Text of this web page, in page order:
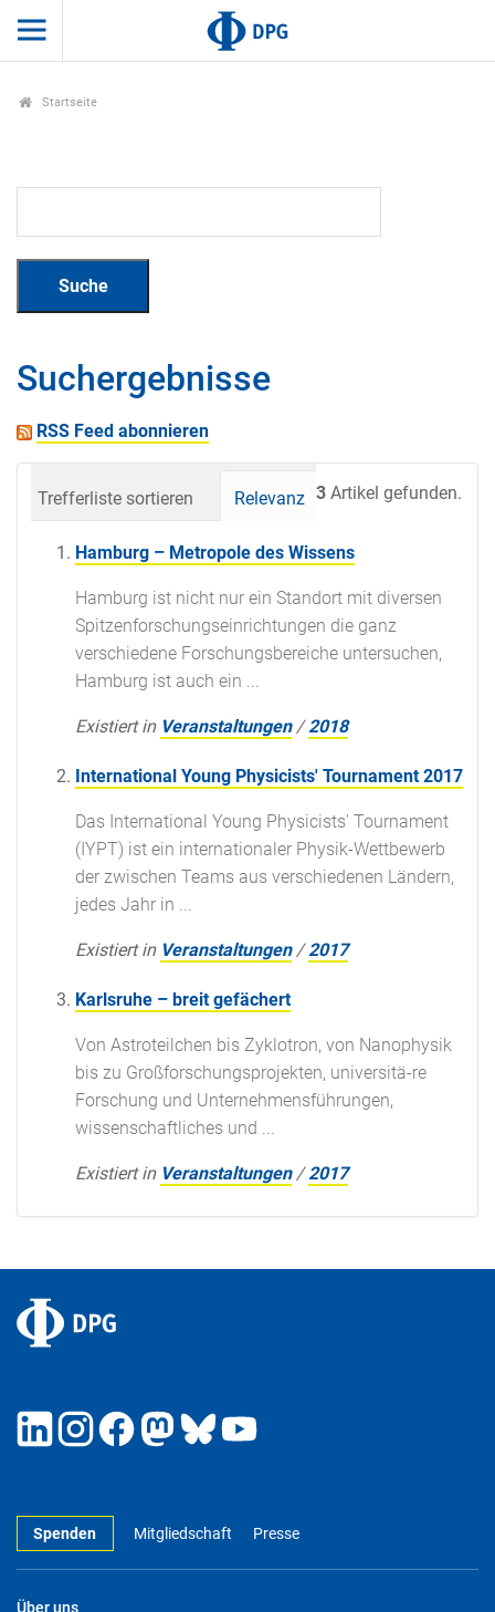
Startseite
Suchergebnisse
RSS Feed abonnieren
3 Artikel gefunden.
Trefferliste sortieren Relevanz Datum
Hamburg – Metropole des Wissens
Hamburg ist nicht nur ein Standort mit diversen
Spitzenforschungseinrichtungen die ganz
verschiedene Forschungsbereiche untersuchen,
Hamburg ist auch ein ...
Existiert in Veranstaltungen /2018
International Young Physicists' Tournament 2017
Das International Young Physicists' Tournament
(IYPT) ist ein internationaler Physik-Wettbewerb
der zwischen Teams aus verschiedenen Ländern,
jedes Jahr in ...
Existiert in Veranstaltungen /2017
Karlsruhe – breit gefächert
Von Astroteilchen bis Zyklotron, von Nanophysik
bis zu Großforschungsprojekten, universitä-re
Forschung und Unternehmensführungen,
wissenschaftliches und ...
Existiert in Veranstaltungen /2017
Spenden Mitgliedschaft Presse